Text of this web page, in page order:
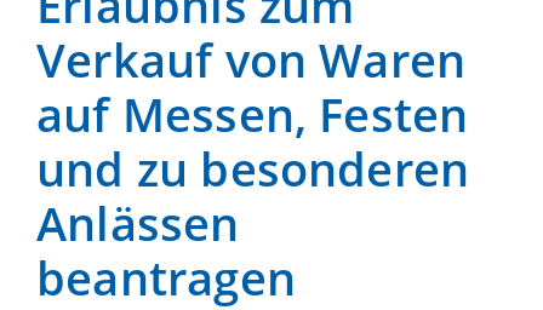
Verkauf von Waren
auf Messen, Festen
und zu besonderen
Anlässen
beantragen